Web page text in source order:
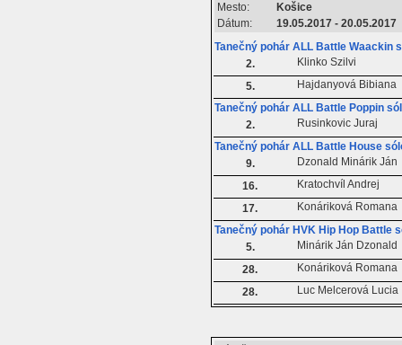
Mesto:
Košice
Dátum:
19.05.2017 - 20.05.2017
Tanečný pohár ALL Battle Waackin
2.
Klinko Szilvi
5.
Hajdanyová Bibiana
Tanečný pohár ALL Battle Poppin
2.
Rusinkovic Juraj
Tanečný pohár ALL Battle House
9.
Dzonald Minárik Ján
16.
Kratochvíl Andrej
17.
Konáriková Romana
Tanečný pohár HVK Hip Hop Battle
5.
Minárik Ján Dzonald
28.
Konáriková Romana
28.
Luc Melcerová Lucia